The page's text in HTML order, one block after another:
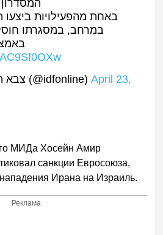
באחת מהפעילויות ביצעו
במרחב, במסגרתו
— צבא ההגנה לישראל (@idfonline)April 23,
МИДа Хосейн Амир
санкции Евросоюза,
Ирана на Израиль.
Реклама